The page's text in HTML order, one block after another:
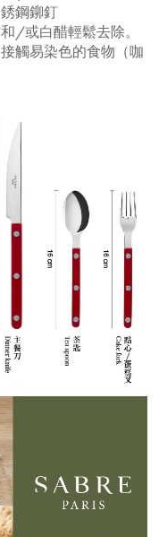
鋼鉚釘
/或白醋輕鬆去除。
觸易染色的食物（咖